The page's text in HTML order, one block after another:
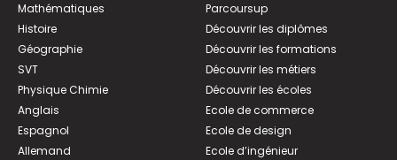
Mathématiques
Histoire
Géographie
SVT
Physique Chimie
Anglais
Espagnol
Allemand
Parcoursup
Découvrir les diplômes
Découvrir les formations
Découvrir les métiers
Découvrir les écoles
Ecole de commerce
Ecole de design
Ecole d’ingénieur